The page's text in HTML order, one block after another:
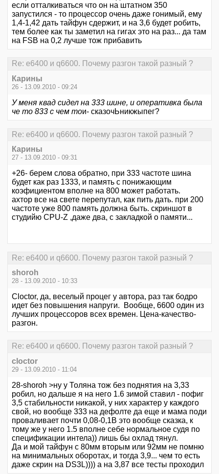
если отталкиваться что он на штатном 350
запустился - то процессор очень даже гонимый, ему
1,4-1,42 дать тайфун сдержит, и на 3,6 будет робить,
тем более как ты заметил на гигах это на раз... да там
на FSB на 0,2 лучше тож прибавить
Re: е6400 и q6600. Почему разгон такой разный ?
Карины
26 - 13.09.2010 - 09:24
У меня квад сидел на 333 шине, и оперативка была
че то 833 с чем тои- сказочЬникжыпег?
Re: е6400 и q6600. Почему разгон такой разный ?
Карины
27 - 13.09.2010 - 09:31
+26- берем слова обратно, при 333 частоте шина
будет как раз 1333, и память с понижающим
коэфициентом вполне на 800 может работать.
ахтор все на свете перепутал, как пить дать. при 200
частоте уже 800 память должна быть. скриншот в
студийю CPU-Z ,даже два, с закладкой о памяти...
Re: е6400 и q6600. Почему разгон такой разный ?
shoroh
28 - 13.09.2010 - 10:33
Cloctor, да, веселый процег у автора, раз так бодро
идет без повышения напруги. Вообще, 6600 один из
лучших процессоров всех времен. Цена-качество-
разгон.
Re: е6400 и q6600. Почему разгон такой разный ?
cloctor
29 - 13.09.2010 - 11:04
28-shoroh >ну у Толяна тож без поднятия на 3,33
робил, но дальше я на него 1.6 зимой ставил - пофиг
3,5 стабильности никакой, у них характер у каждого
свой, но вообще 333 на дефолте да еще и мама поди
проваливает почти 0,08-0,1В это вообще сказка, к
тому же у него 1.5 вполне себе нормальное судя по
спецификации интела)) лишь бы охлад тянул.
Да и мой тайфун с 80мм вторым или 92мм не помню
на минимальных оборотах, и тогда 3,9... чем то есть
даже скрин на DS3L)))) а на 3,87 все тесты проходил